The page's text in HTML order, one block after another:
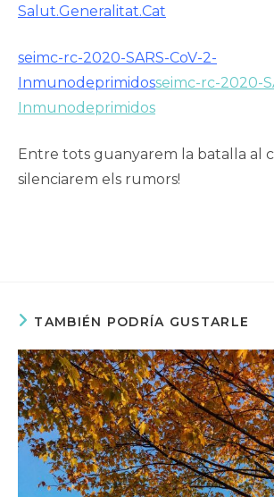
Salut.Generalitat.Cat
seimc-rc-2020-SARS-CoV-2-
Inmunodeprimidosseimc-rc-2020-
Inmunodeprimidos
Entre tots guanyarem la batalla al
silenciarem els rumors!
TAMBIÉN PODRÍA GUSTARLE